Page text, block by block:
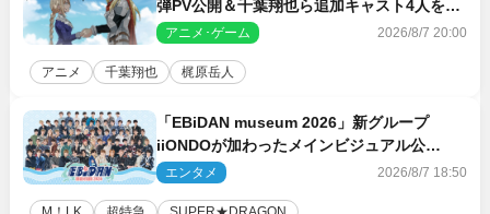
弾PV公開＆千葉翔也ら追加キャスト4人を発
表アニメ･ゲーム 2026/8/7 20:00
アニメ 千葉翔也 梶原岳人
「EBiDAN museum 2026」新グループ
iiONDOが加わったメインビジュアル公
開！ 開催記念グッズラインナップも
エンタメ 2026/8/7 18:50